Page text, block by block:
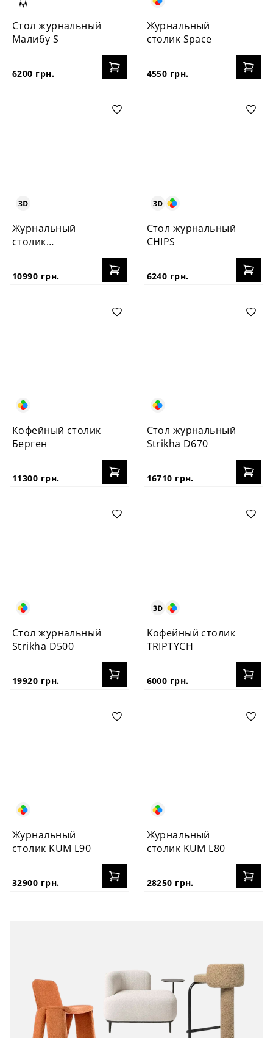
Стол журнальный
Малибу S
6200 грн.
Журнальный
столик Space
4550 грн.
Журнальный
столик
10990 грн.
Стол журнальный
CHIPS
6240 грн.
Кофейный столик
Берген
11300 грн.
Стол журнальный
Strikha D670
16710 грн.
Стол журнальный
Strikha D500
19920 грн.
Кофейный столик
TRIPTYCH
6000 грн.
Журнальный
столик KUM L90
32900 грн.
Журнальный
столик KUM L80
28250 грн.